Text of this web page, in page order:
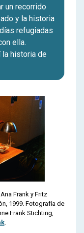
un recorrido
y la historia
refugiadas
ella.
la historia de
Frank y Fritz
1999. Fotografía de
Frank Stichting,